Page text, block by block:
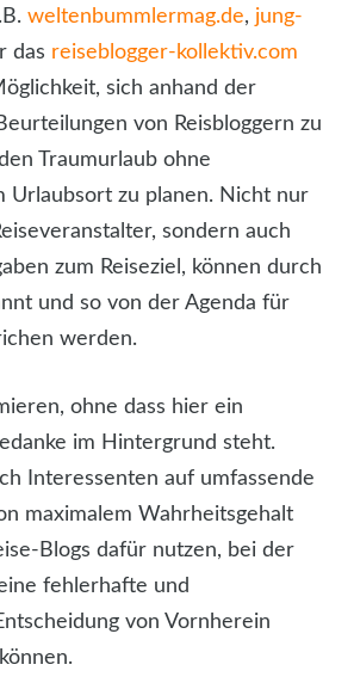
weltenbummlermag.de, jung-
das reiseblogger-kollektiv.com
sich anhand der
von Reisbloggern zu
Traumurlaub ohne
Urlaubsort zu planen. Nicht nur
sondern auch
zum Reiseziel, können durch
und so von der Agenda für
werden.
ohne dass hier ein
im Hintergrund steht.
Interessenten auf umfassende
maximalem Wahrheitsgehalt
Blogs dafür nutzen, bei der
fehlerhafte und
von Vornherein